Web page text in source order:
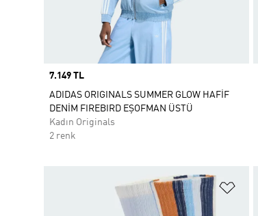
Price
7.149 TL
ADIDAS ORIGINALS SUMMER GLOW HAFİF
DENİM FIREBIRD EŞOFMAN ÜSTÜ
Kadın Originals
2 renk